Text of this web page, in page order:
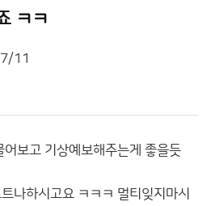
ㅋㅋ
11
보고 기상예보해주는게 좋을듯
나하시고요 ㅋㅋㅋ 멀티잊지마시